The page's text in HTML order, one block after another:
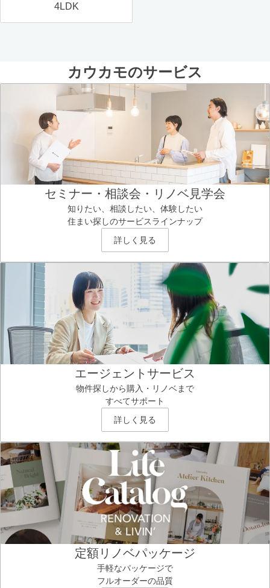
4LDK
カウカモのサービス
セミナー・相談会・リノベ見学会
知りたい、相談したい、体験したい
住まい探しのサービスラインナップ
詳しく見る
エージェントサービス
物件探しから購入・リノベまで
すべてサポート
詳しく見る
定額リノベパッケージ
手軽なパッケージで
フルオーダーの品質